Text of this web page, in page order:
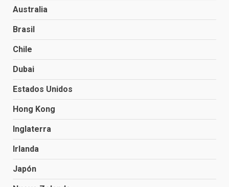
Australia
Brasil
Chile
Dubai
Estados Unidos
Hong Kong
Inglaterra
Irlanda
Japón